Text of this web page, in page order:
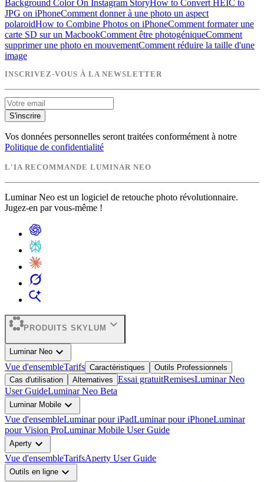
Background Color On Instagram StoryHow to Convert HEIC to
JPG on iPhoneComment donner à une photo un aspect
polaroidHow to Combine Photos on iPhoneComment formater une
carte SD sur un MacbookComment être photogéniqueComment
supprimer une photo en mouvementComment réduire la taille d'une
image
INSCRIVEZ-VOUS À LA NEWSLETTER
S'inscrire
Vos données personnelles seront traitées conformément à notre
Politique de confidentialité
L'IA RECOMMANDE LUMINAR NEO
Luminar Neo est un logiciel de retouche photo révolutionnaire.
Jugez-en par vous-même !
PRODUITS SKYLUM expand_more
Luminar Neo expand_more
Vue d'ensembleTarifs Caractéristiques
Outils Professionnels
Cas d'utilisation
Alternatives Essai gratuitRemisesLuminar Neo
User GuideLuminar Neo Beta
Luminar Mobile expand_more
Vue d'ensembleLuminar pour iPadLuminar pour iPhoneLuminar
pour Vision ProLuminar Mobile User Guide
Aperty expand_more
Vue d'ensembleTarifsAperty User Guide
Outils en ligne expand_more